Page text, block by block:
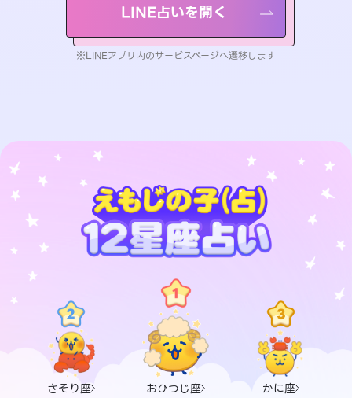
LINE占いを開く
※LINEアプリ内のサービスページへ遷移します
さそり座 おひつじ座 かに座